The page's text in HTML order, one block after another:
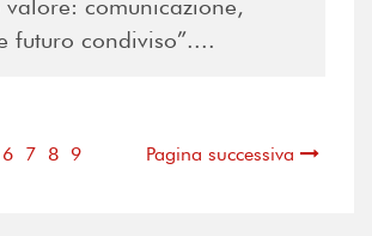
valore: comunicazione,
futuro condiviso”....
6 7 8 9 Pagina successiva